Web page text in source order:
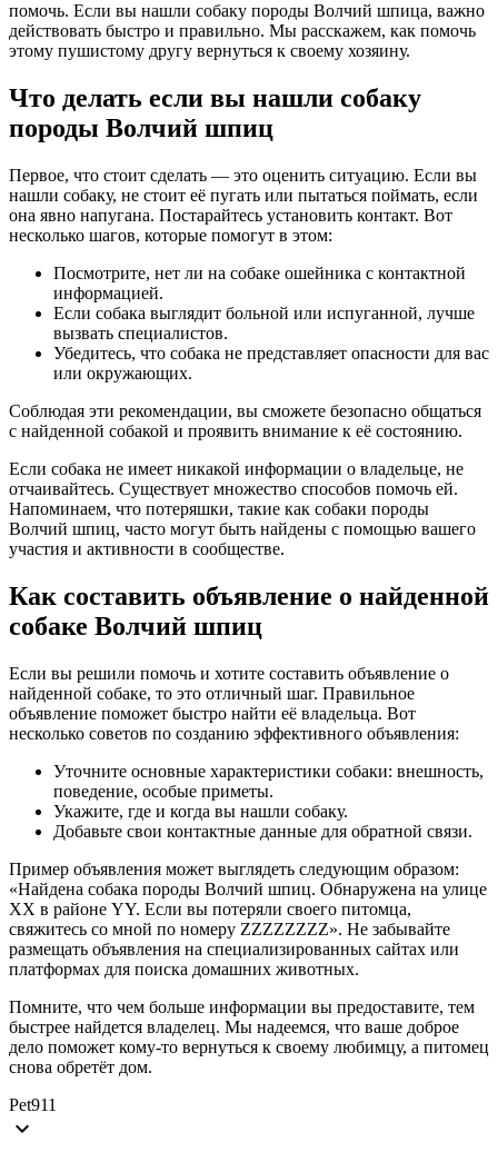
помочь. Если вы нашли собаку породы Волчий шпица, важно
действовать быстро и правильно. Мы расскажем, как помочь
этому пушистому другу вернуться к своему хозяину.
Что делать если вы нашли собаку
породы Волчий шпиц
Первое, что стоит сделать — это оценить ситуацию. Если вы
нашли собаку, не стоит её пугать или пытаться поймать, если
она явно напугана. Постарайтесь установить контакт. Вот
несколько шагов, которые помогут в этом:
Посмотрите, нет ли на собаке ошейника с контактной
информацией.
Если собака выглядит больной или испуганной, лучше
вызвать специалистов.
Убедитесь, что собака не представляет опасности для вас
или окружающих.
Соблюдая эти рекомендации, вы сможете безопасно общаться
с найденной собакой и проявить внимание к её состоянию.
Если собака не имеет никакой информации о владельце, не
отчаивайтесь. Существует множество способов помочь ей.
Напоминаем, что потеряшки, такие как собаки породы
Волчий шпиц, часто могут быть найдены с помощью вашего
участия и активности в сообществе.
Как составить объявление о найденной
собаке Волчий шпиц
Если вы решили помочь и хотите составить объявление о
найденной собаке, то это отличный шаг. Правильное
объявление поможет быстро найти её владельца. Вот
несколько советов по созданию эффективного объявления:
Уточните основные характеристики собаки: внешность,
поведение, особые приметы.
Укажите, где и когда вы нашли собаку.
Добавьте свои контактные данные для обратной связи.
Пример объявления может выглядеть следующим образом:
«Найдена собака породы Волчий шпиц. Обнаружена на улице
XX в районе YY. Если вы потеряли своего питомца,
свяжитесь со мной по номеру ZZZZZZZZ». Не забывайте
размещать объявления на специализированных сайтах или
платформах для поиска домашних животных.
Помните, что чем больше информации вы предоставите, тем
быстрее найдется владелец. Мы надеемся, что ваше доброе
дело поможет кому-то вернуться к своему любимцу, а питомец
снова обретёт дом.
Pet911
expand_more